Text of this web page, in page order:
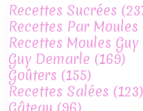
Recettes Sucrées
Recettes Par Moules
Recettes Moules
Guy Demarle (169)
Goûters (155)
Recettes Salées (123)